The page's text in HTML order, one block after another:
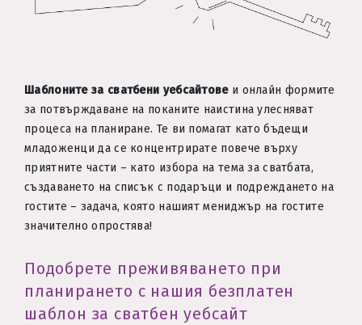
Шаблоните за сватбени уебсайтовеи онлайн формите
за потвърждаване на поканите наистина улесняват
процеса на планиране. Те ви помагат като бъдещи
младоженци да се концентрирате повече върху
приятните части – като избора на тема за сватбата,
създаването на списък с подаръци и подреждането на
гостите – задача, която нашият мениджър на гостите
значително опростява!
Подобрете преживяването при
планирането с нашия безплатен
шаблон за сватбен уебсайт